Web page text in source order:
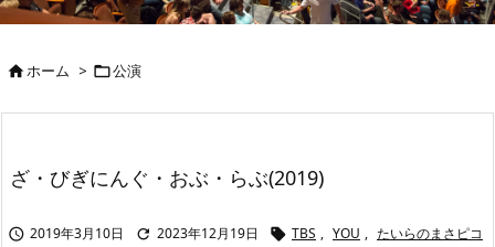

ホーム > 公演
ざ・びぎにんぐ・おぶ・らぶ(2019)
 2019年3月10日  2023年12月19日  TBS , YOU , たいらのまさピコ